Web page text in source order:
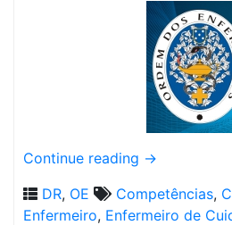
Continue reading →
DR, OE Competências,
Enfermeiro, Enfermeiro de